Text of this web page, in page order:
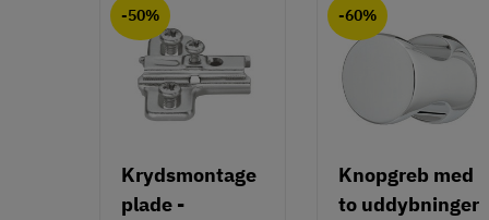
Kunststof
Farve
Montering
Løbeflade
Blød hjulflade
-50%
Krydsmontage
plade -
-60%
Knopgreb med
to uddybninger